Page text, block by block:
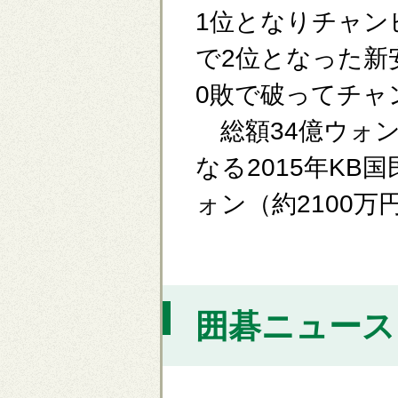
1位となりチャン
で2位となった新
0敗で破ってチャ
総額34億ウォ
なる2015年KB国
ォン（約2100万
囲碁ニュー